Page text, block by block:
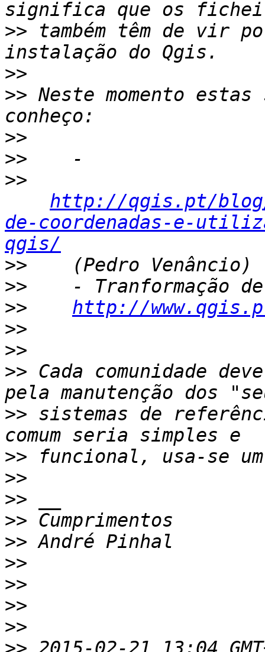
>> também têm de vir
>>
>> Neste momento
>>
>>
>>
http://qgis.pt/blog/
de-coordenadas-e-
qgis/
>>
>>
>>
http://
>>
>>
>> Cada comunidade
>> sistemas de
>>
>>
>>
>>
>>
>>
>>
>>
>>